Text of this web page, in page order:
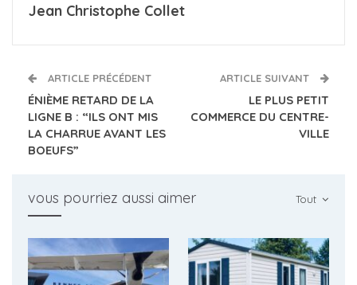
Jean Christophe Collet
ARTICLE PRÉCÉDENT
ÉNIÈME RETARD DE LA
LIGNE B : “ILS ONT MIS
LA CHARRUE AVANT LES
BOEUFS”
ARTICLE SUIVANT
LE PLUS PETIT
COMMERCE DU CENTRE-
VILLE
Tout
vous pourriez aussi aimer